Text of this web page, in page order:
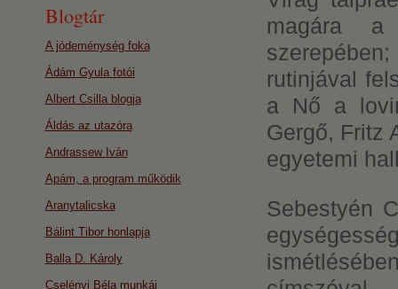
magára a
rutinjával
a Nő a
Gergő, Fritz
egyetemi
Sebestyén
Blogtár
A jódeménység foka
Ádám Gyula fotói
Albert Csilla blogja
Áldás az utazóra
Andrassew Iván
Apám, a program működik
Aranytalicska
Bálint Tibor honlapja
Balla D. Károly
Cselényi Béla munkái